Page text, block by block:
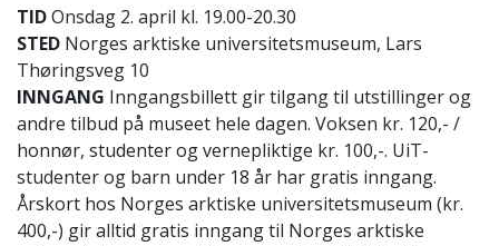
TIDOnsdag 2. april kl. 19.00-20.30
STED Norges arktiske universitetsmuseum, Lars
Thøringsveg 10
INNGANG Inngangsbillett gir tilgang til utstillinger og
andre tilbud på museet hele dagen. Voksen kr. 120,- /
honnør, studenter og vernepliktige kr. 100,-. UiT-
studenter og barn under 18 år har gratis inngang.
Årskort hos Norges arktiske universitetsmuseum (kr.
400,-) gir alltid gratis inngang til Norges arktiske